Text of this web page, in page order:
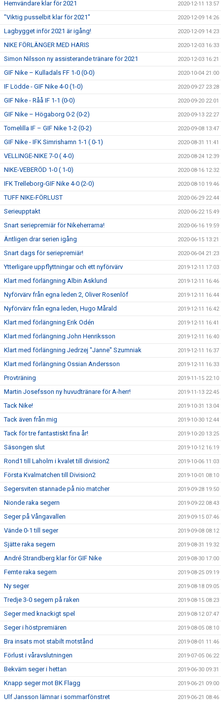
Hemvändare klar för 2021 2020-12-11 13:57
"Viktig pusselbit klar för 2021" 2020-12-09 14:26
Lagbygget inför 2021 är igång! 2020-12-09 14:23
NIKE FÖRLÄNGER MED HARIS 2020-12-03 16:33
Simon Nilsson ny assisterande tränare för 2021 2020-12-03 16:21
GIF Nike – Kulladals FF 1-0 (0-0) 2020-10-04 21:00
IF Lödde - GIF Nike 4-0 (1-0) 2020-09-27 23:28
GIF Nike - Råå IF 1-1 (0-0) 2020-09-20 22:01
GIF Nike – Högaborg 0-2 (0-2) 2020-09-13 22:27
Tomelilla IF – GIF Nike 1-2 (0-2) 2020-09-08 13:47
GIF Nike - IFK Simrishamn 1-1 ( 0-1) 2020-08-31 11:41
VELLINGE-NIKE 7-0 ( 4-0) 2020-08-24 12:39
NIKE-VEBERÖD 1-0 ( 1-0) 2020-08-16 12:32
IFK Trelleborg-GIF Nike 4-0 (2-0) 2020-08-10 19:46
TUFF NIKE-FÖRLUST 2020-06-29 22:44
Serieupptakt 2020-06-22 15:49
Snart seriepremiär för Nikeherrarna! 2020-06-16 19:59
Äntligen drar serien igång 2020-06-15 13:21
Snart dags för seriepremiär! 2020-06-04 21:23
Ytterligare uppflyttningar och ett nyförvärv 2019-12-11 17:03
Klart med förlängning Albin Asklund 2019-12-11 16:46
Nyförvärv från egna leden 2, Oliver Rosenlöf 2019-12-11 16:44
Nyförvärv från egna leden, Hugo Mårald 2019-12-11 16:42
Klart med förlängning Erik Odén 2019-12-11 16:41
Klart med förlängning John Henriksson 2019-12-11 16:40
Klart med förlängning Jedrzej "Janne" Szumniak 2019-12-11 16:37
Klart med förlängning Ossian Andersson 2019-12-11 16:33
Provträning 2019-11-15 22:10
Martin Josefsson ny huvudtränare för A-herr! 2019-11-13 22:45
Tack Nike! 2019-10-31 13:04
Tack även från mig 2019-10-30 12:44
Tack för tre fantastiskt fina år! 2019-10-20 13:25
Säsongen slut 2019-10-12 16:19
Rond1 till Laholm i kvalet till division2 2019-10-06 11:03
Första Kvalmatchen till Division2 2019-10-01 08:10
Segersviten stannade på nio matcher 2019-09-28 19:50
Nionde raka segern 2019-09-22 08:43
Seger på Vångavallen 2019-09-15 07:46
Vände 0-1 till seger 2019-09-08 08:12
Sjätte raka segern 2019-08-31 19:32
André Strandberg klar för GIF Nike 2019-08-30 17:00
Femte raka segern 2019-08-25 09:19
Ny seger 2019-08-18 09:05
Tredje 3-0 segern på raken 2019-08-15 08:23
Seger med knackigt spel 2019-08-12 07:47
Seger i höstpremiären 2019-08-05 08:10
Bra insats mot stabilt motstånd 2019-08-01 11:46
Förlust i våravslutningen 2019-07-05 06:22
Bekväm seger i hettan 2019-06-30 09:31
Knapp seger mot BK Flagg 2019-06-21 09:00
Ulf Jansson lämnar i sommarfönstret 2019-06-21 08:46